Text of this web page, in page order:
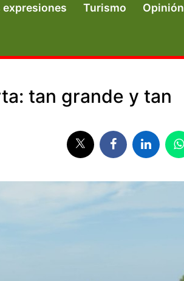
expresiones Turismo Opinión
tan grande y tan